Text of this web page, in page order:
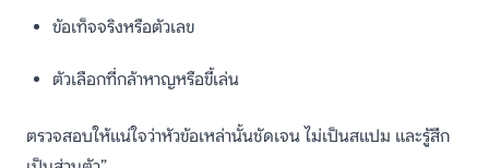
ข้อเท็จจริงหรือตัวเลข
ตัวเลือกที่กล้าหาญหรือขี้เล่น
ตรวจสอบให้แน่ใจว่าหัวข้อเหล่านั้นชัดเจน ไม่เป็นสแปม และรู้สึก